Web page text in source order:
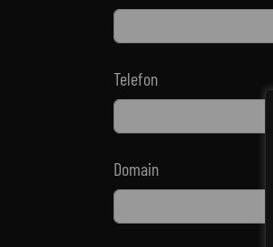
Telefon
Domain